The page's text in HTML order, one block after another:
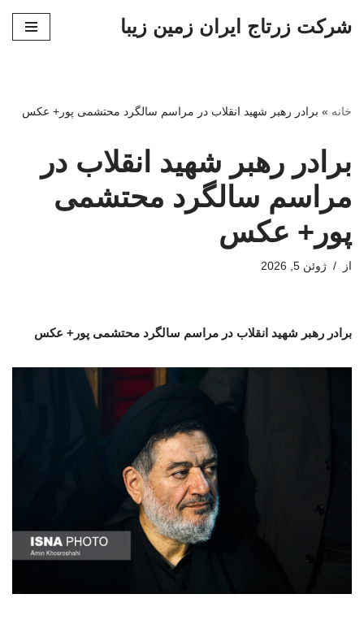
شرکت زرتاج ایران زمین زیبا
خانه » برادر رهبر شهید انقلاب در مراسم سالگرد محتشمی پور+ عکس
برادر رهبر شهید انقلاب در
مراسم سالگرد محتشمی
پور+ عکس
از ژوئن 5, 2026
برادر رهبر شهید انقلاب در مراسم سالگرد محتشمی پور+ عکس